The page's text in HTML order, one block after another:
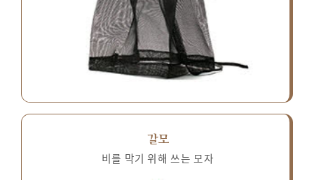
갈모
비를 막기 위해 쓰는 모자